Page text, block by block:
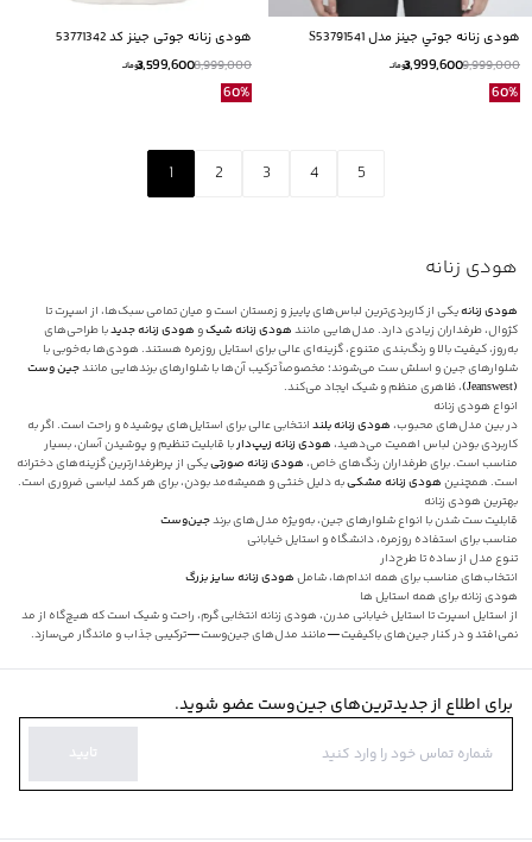
هودی زنانه جوتي جينز مدل S53791541
9,999,000
3,999,600تومانــ
60%
هودی زنانه جوتی جینز کد 53771342
8,999,000
3,599,600تومانــ
60%
1 2 3 4 5
هودی زنانه
هودی زنانهیکی از کاربردی‌ترین لباس‌های پاییز و زمستان است و میان تمامی سبک‌ها، از اسپرت تا
کژوال، طرفداران زیادی دارد. مدل‌هایی مانندهودی زنانه شیکو هودی زنانه جدیدبا طراحی‌های
به‌روز، کیفیت بالا و رنگ‌بندی متنوع، گزینه‌ای عالی برای استایل روزمره هستند. هودی‌ها به‌خوبی با
شلوارهای جین و اسلش ست می‌شوند؛ مخصوصاً ترکیب آن‌ها با شلوارهای برندهایی مانندجین‌ وست
(
Jeanswest
)، ظاهری منظم و شیک ایجاد می‌کند.
انواع هودی زنانه
در بین مدل‌های محبوب، هودی زنانه بلندانتخابی عالی برای استایل‌های پوشیده و راحت است. اگر به
کاربردی بودن لباس اهمیت می‌دهید، هودی زنانه زیپ‌داربا قابلیت تنظیم و پوشیدن آسان، بسیار
مناسب است. برای طرفداران رنگ‌های خاص، هودی زنانه صورتییکی از پرطرفدارترین گزینه‌های دخترانه
است. همچنینهودی زنانه مشکیبه دلیل خنثی و همیشه‌مد بودن، برای هر کمد لباسی ضروری است.
بهترین هودی زنانه
قابلیت ست شدن با انواع شلوارهای جین، به‌ویژه مدل‌های برندجین‌وست
مناسب برای استفاده روزمره، دانشگاه و استایل خیابانی
تنوع مدل از ساده تا طرح‌دار
انتخاب‌های مناسب برای همه اندام‌ها، شاملهودی زنانه سایز بزرگ
هودی زنانه برای همه استایل‌ ها
از استایل اسپرت تا استایل خیابانی مدرن، هودی زنانه انتخابی گرم، راحت و شیک است که هیچ‌گاه از مد
نمی‌افتد و در کنار جین‌های باکیفیت—مانند مدل‌های جین‌وست—ترکیبی جذاب و ماندگار می‌سازد.
برای اطلاع از جدیدترین‌های جین‌وست عضو شوید.
تایید